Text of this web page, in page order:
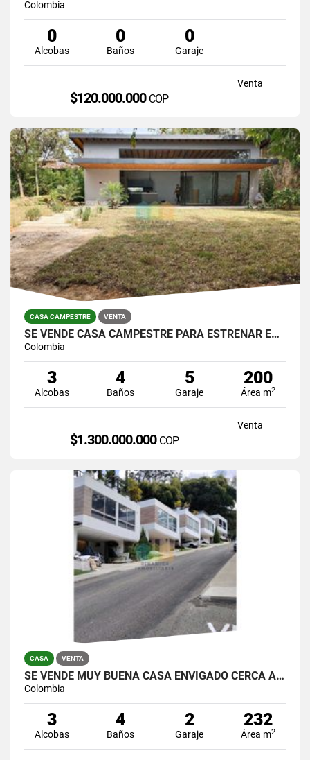
Colombia
0
Alcobas
0
Baños
0
Garaje
Venta
$120.000.000 COP
CASA CAMPESTRE VENTA
SE VENDE CASA CAMPESTRE PARA ESTRENAR EN GUARNE VEREDA EL MOLINO.
Colombia
3
Alcobas
4
Baños
5
Garaje
200
Área m2
Venta
$1.300.000.000 COP
CASA VENTA
SE VENDE MUY BUENA CASA ENVIGADO CERCA A TERRACINA,DOMOTICA-TERRAZA
Colombia
3
Alcobas
4
Baños
2
Garaje
232
Área m2